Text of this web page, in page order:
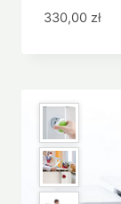
330,00 zł